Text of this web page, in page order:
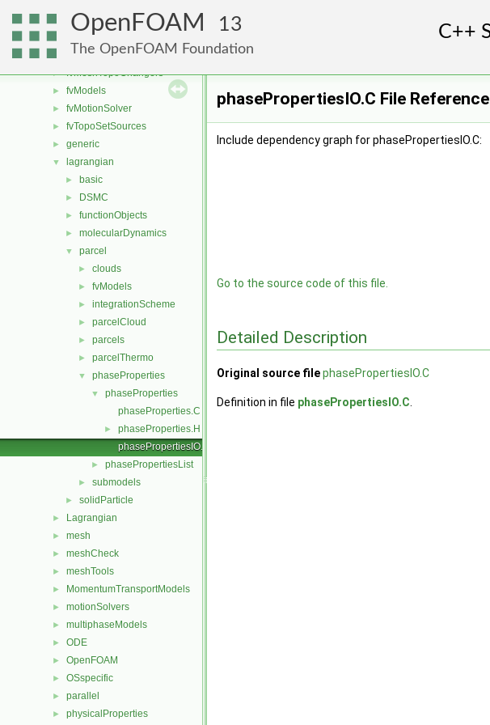
OpenFOAM 13
The OpenFOAM Foundation
fvMeshDistributors
fvMeshMovers
fvMeshStitchers
► fvMeshTopoChangers
► fvModels
► fvMotionSolver
► fvTopoSetSources
► generic
▼ lagrangian
► basic
► DSMC
► functionObjects
► molecularDynamics
▼ parcel
► clouds
► fvModels
► integrationScheme
► parcelCloud
► parcels
► parcelThermo
▼ phaseProperties
▼
phaseProperties
phaseProperties.C
►
phaseProperties.H
phasePropertiesIO.C
► phasePropertiesList
► submodels
► solidParticle
► Lagrangian
► mesh
► meshCheck
► meshTools
► MomentumTransportModels
► motionSolvers
► multiphaseModels
► ODE
► OpenFOAM
► OSspecific
► parallel
► physicalProperties
phasePropertiesIO.C File Reference
Include dependency graph for phasePropertiesIO.C:
Go to the source code of this file.
Detailed Description
Original source filephasePropertiesIO.C
Definition in file phasePropertiesIO.C